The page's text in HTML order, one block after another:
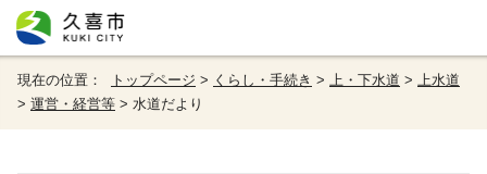
現在の位置： トップページ > くらし・手続き > 上・下水道 > 上水道
> 運営・経営等 > 水道だより